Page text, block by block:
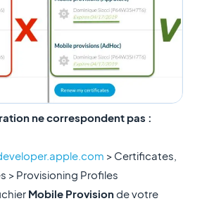
ne correspondent pas :
> Certificates,
> Provisioning Profiles
Mobile Provisionde votre